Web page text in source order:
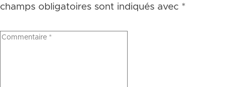
champs obligatoires sont indiqués avec *